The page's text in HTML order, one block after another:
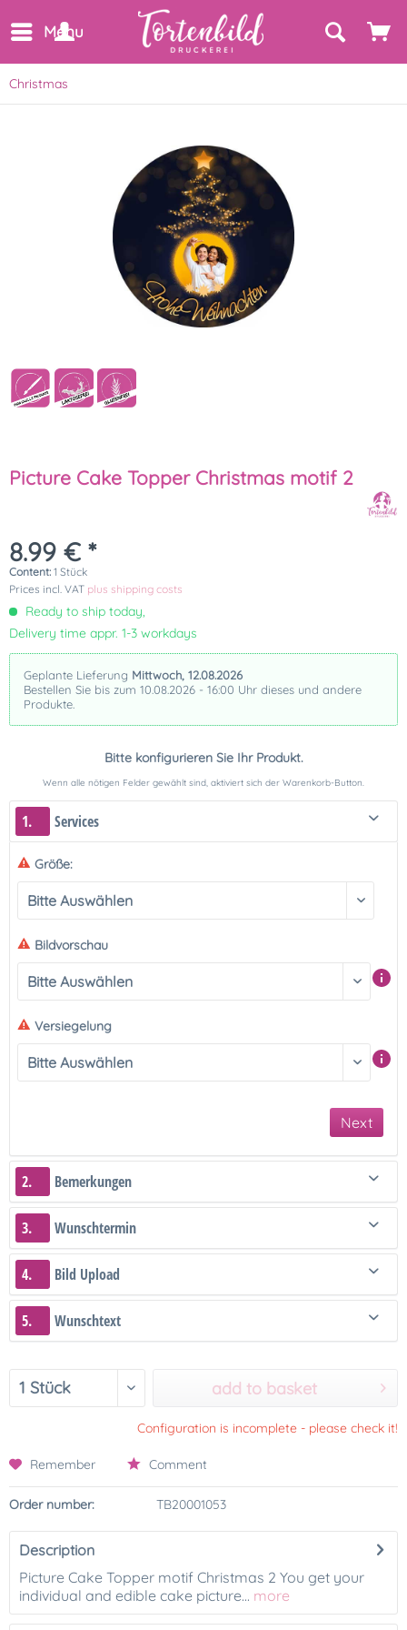
Menu
Christmas
Picture Cake Topper Christmas motif 2
8.99 € *
Content: 1 Stück
Prices incl. VAT plus shipping costs
Ready to ship today,
Delivery time appr. 1-3 workdays
Geplante Lieferung Mittwoch, 12.08.2026
Bestellen Sie bis zum 10.08.2026 - 16:00 Uhr dieses und andere
Produkte.
Bitte konfigurieren Sie Ihr Produkt.
Wenn alle nötigen Felder gewählt sind, aktiviert sich der Warenkorb-Button.
1. Services
Größe:
Bildvorschau
Versiegelung
Next
2. Bemerkungen
3. Wunschtermin
4. Bild Upload
5. Wunschtext
add to basket
Configuration is incomplete - please check it!
Remember Comment
Order number: TB20001053
Description
Picture Cake Topper motif Christmas 2 You get your
individual and edible cake picture... more